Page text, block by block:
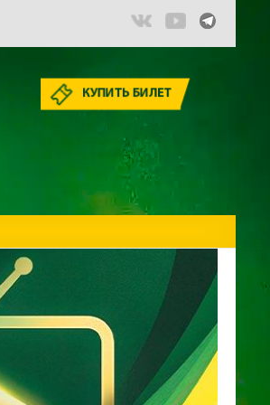
КУПИТЬ БИЛЕТ